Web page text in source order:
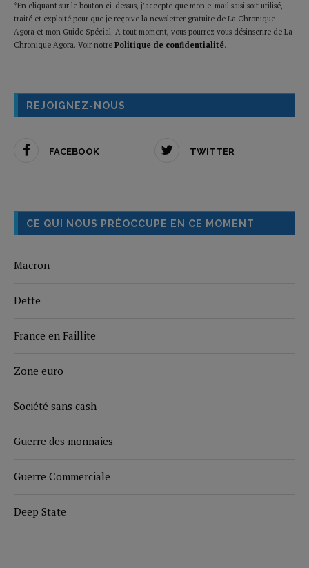
*En cliquant sur le bouton ci-dessus, j’accepte que mon e-mail saisi soit utilisé,
traité et exploité pour que je reçoive la newsletter gratuite de La Chronique
Agora et mon Guide Spécial. A tout moment, vous pourrez vous désinscrire de La
Chronique Agora. Voir notre Politique de confidentialité.
REJOIGNEZ-NOUS
FACEBOOK TWITTER
CE QUI NOUS PRÉOCCUPE EN CE MOMENT
Macron
Dette
France en Faillite
Zone euro
Société sans cash
Guerre des monnaies
Guerre Commerciale
Deep State